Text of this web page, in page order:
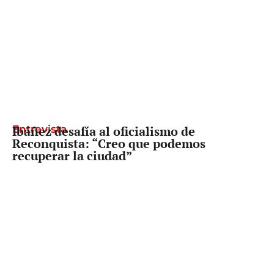
Entrevista
Ibáñez desafía al oficialismo de
Reconquista: “Creo que podemos
recuperar la ciudad”